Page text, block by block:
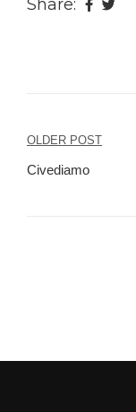
Share:
OLDER POST
Civediamo